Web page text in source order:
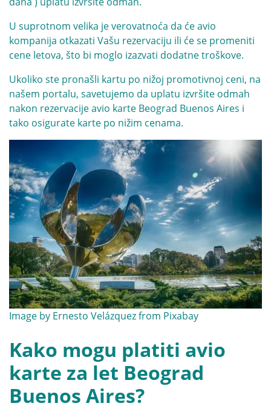
U suprotnom velika je verovatnoća da će avio
kompanija otkazati Vašu rezervaciju ili će se promeniti
cene letova, što bi moglo izazvati dodatne troškove.
Ukoliko ste pronašli kartu po nižoj promotivnoj ceni, na
našem portalu, savetujemo da uplatu izvršite odmah
nakon rezervacije avio karte Beograd Buenos Aires i
tako osigurate karte po nižim cenama.
Image by Ernesto Velázquezfrom Pixabay
Kako mogu platiti avio
karte za let Beograd
Buenos Aires?